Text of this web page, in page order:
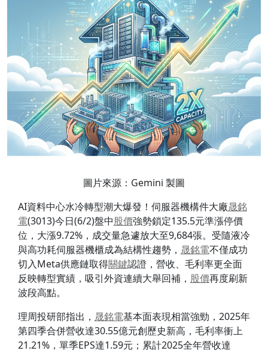
圖片來源：Gemini 製圖
AI資料中心水冷轉型潮大爆發！伺服器機構件大廠晟銘
電(3013)今日(6/2)盤中股價強勢鎖定135.5元準漲停價
位，大漲9.72%，成交量急遽放大至9,684張。受隨液冷
與高功耗伺服器機櫃成為結構性趨勢， 晟銘電不僅成功
切入Meta供應鏈取得關鍵認證，營收、毛利率更全面
反映轉型實績，吸引外資連續大舉回補， 股價再度刷新
波段高點。
理周投研部指出， 晟銘電基本面表現相當強勁，2025年
第四季合併營收達30.55億元創歷史新高，毛利率衝上
21.21%，單季EPS達1.59元；累計2025全年營收達